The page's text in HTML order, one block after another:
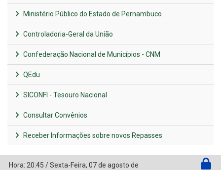
Ministério Público do Estado de Pernambuco
Controladoria-Geral da União
Confederação Nacional de Municípios - CNM
QEdu
SICONFI - Tesouro Nacional
Consultar Convênios
Receber Informações sobre novos Repasses
Hora: 20:45 /Sexta-Feira, 07 de agosto de